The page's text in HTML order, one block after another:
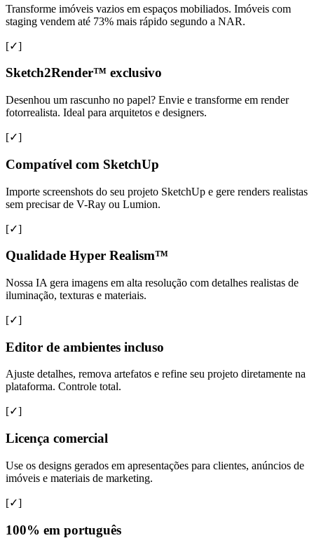
Transforme imóveis vazios em espaços mobiliados. Imóveis com
staging vendem até 73% mais rápido segundo a NAR.
[✓]
Sketch2Render™ exclusivo
Desenhou um rascunho no papel? Envie e transforme em render
fotorrealista. Ideal para arquitetos e designers.
[✓]
Compatível com SketchUp
Importe screenshots do seu projeto SketchUp e gere renders realistas
sem precisar de V-Ray ou Lumion.
[✓]
Qualidade Hyper Realism™
Nossa IA gera imagens em alta resolução com detalhes realistas de
iluminação, texturas e materiais.
[✓]
Editor de ambientes incluso
Ajuste detalhes, remova artefatos e refine seu projeto diretamente na
plataforma. Controle total.
[✓]
Licença comercial
Use os designs gerados em apresentações para clientes, anúncios de
imóveis e materiais de marketing.
[✓]
100% em português